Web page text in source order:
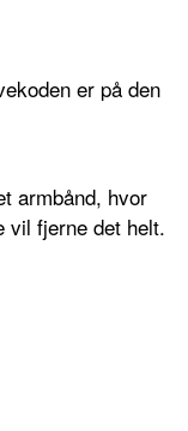
er på den
armbånd, hvor
vil fjerne det helt.